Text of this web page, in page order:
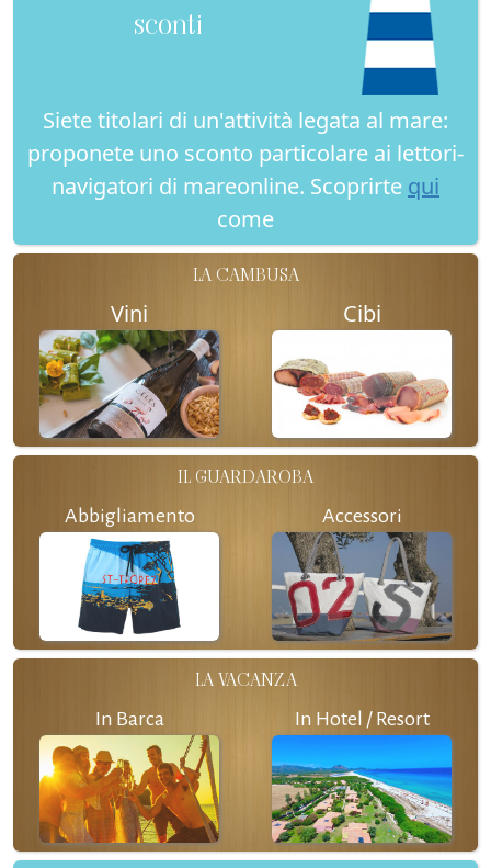
sconti
Siete titolari di un'attività legata al mare:
proponete uno sconto particolare ai lettori-
navigatori di mareonline. Scoprirte qui
come
LA CAMBUSA
Vini Cibi
IL GUARDAROBA
Abbigliamento Accessori
LA VACANZA
In Barca In Hotel / Resort